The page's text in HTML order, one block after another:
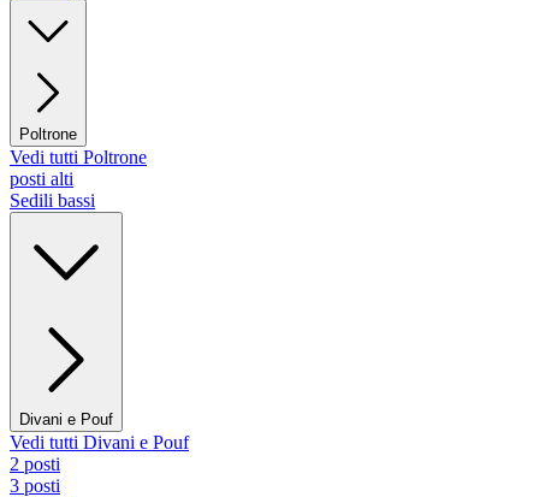
Poltrone
Vedi tutti Poltrone
posti alti
Sedili bassi
Divani e Pouf
Vedi tutti Divani e Pouf
2 posti
3 posti